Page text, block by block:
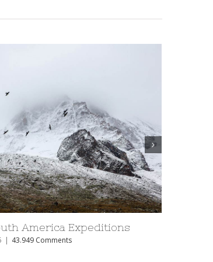
Places to Visit in Iceland
Febbraio 2nd, 2015 |